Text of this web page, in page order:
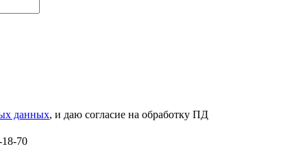
данных, и даю согласие на обработку ПД
70